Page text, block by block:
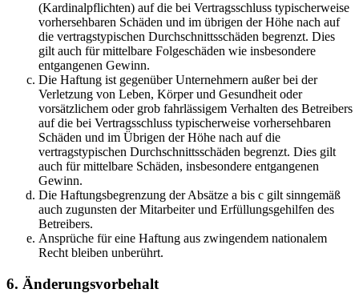
(Kardinalpflichten) auf die bei Vertragsschluss typischerweise
vorhersehbaren Schäden und im übrigen der Höhe nach auf
die vertragstypischen Durchschnittsschäden begrenzt. Dies
gilt auch für mittelbare Folgeschäden wie insbesondere
entgangenen Gewinn.
Die Haftung ist gegenüber Unternehmern außer bei der
Verletzung von Leben, Körper und Gesundheit oder
vorsätzlichem oder grob fahrlässigem Verhalten des Betreibers
auf die bei Vertragsschluss typischerweise vorhersehbaren
Schäden und im Übrigen der Höhe nach auf die
vertragstypischen Durchschnittsschäden begrenzt. Dies gilt
auch für mittelbare Schäden, insbesondere entgangenen
Gewinn.
Die Haftungsbegrenzung der Absätze a bis c gilt sinngemäß
auch zugunsten der Mitarbeiter und Erfüllungsgehilfen des
Betreibers.
Ansprüche für eine Haftung aus zwingendem nationalem
Recht bleiben unberührt.
6. Änderungsvorbehalt